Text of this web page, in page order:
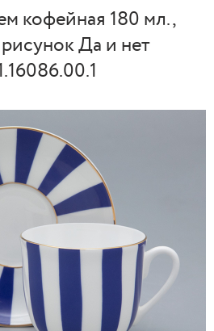
кофейная 180 мл.,
Да и нет